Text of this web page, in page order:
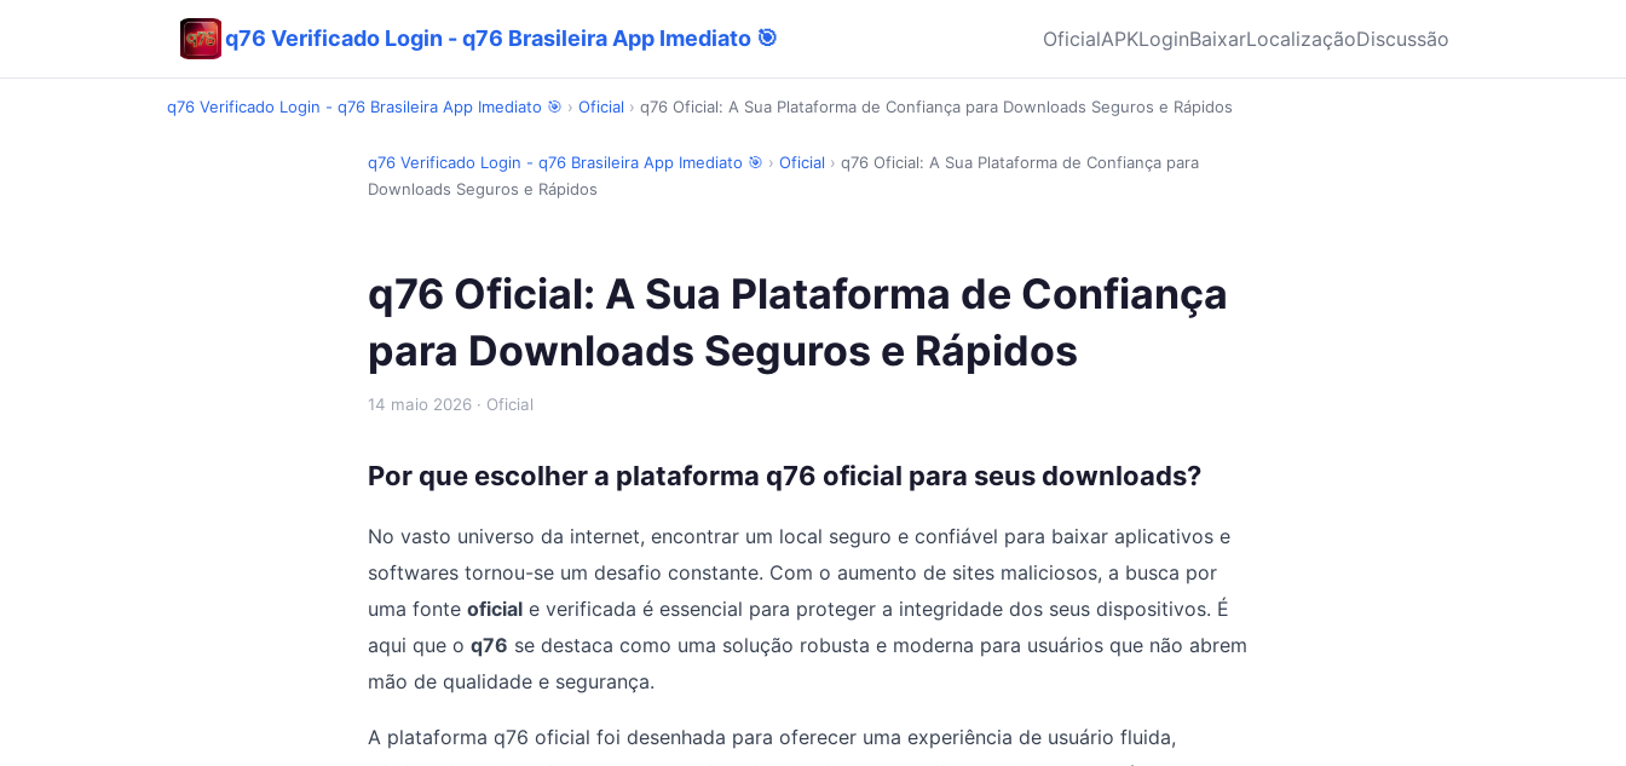
q76 Verificado Login - q76 Brasileira App Imediato 🎯 OficialAPKLoginBaixarLocalizaçãoDiscussão
q76 Verificado Login - q76 Brasileira App Imediato 🎯 › Oficial › q76 Oficial: A Sua Plataforma de Confiança para Downloads Seguros e Rápidos
q76 Verificado Login - q76 Brasileira App Imediato 🎯 › Oficial › q76 Oficial: A Sua Plataforma de Confiança para
Downloads Seguros e Rápidos
q76 Oficial: A Sua Plataforma de Confiança
para Downloads Seguros e Rápidos
14 maio 2026 · Oficial
Por que escolher a plataforma q76 oficial para seus downloads?
No vasto universo da internet, encontrar um local seguro e confiável para baixar aplicativos e
softwares tornou-se um desafio constante. Com o aumento de sites maliciosos, a busca por
uma fonte oficial e verificada é essencial para proteger a integridade dos seus dispositivos. É
aqui que o q76 se destaca como uma solução robusta e moderna para usuários que não abrem
mão de qualidade e segurança.
A plataforma q76 oficial foi desenhada para oferecer uma experiência de usuário fluida,